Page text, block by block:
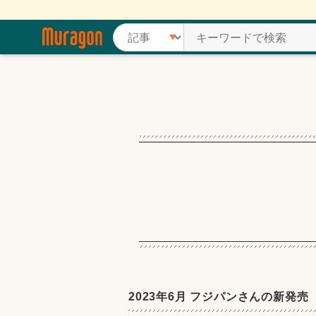
2023年6月 フジパンさんの新発売